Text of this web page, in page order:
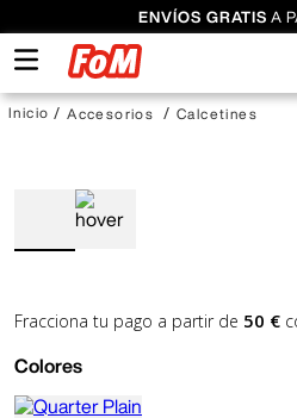
ENVÍOS GRATIS A
Accesorios Calcetines
Fracciona tu pago a partir de 50 €
Colores